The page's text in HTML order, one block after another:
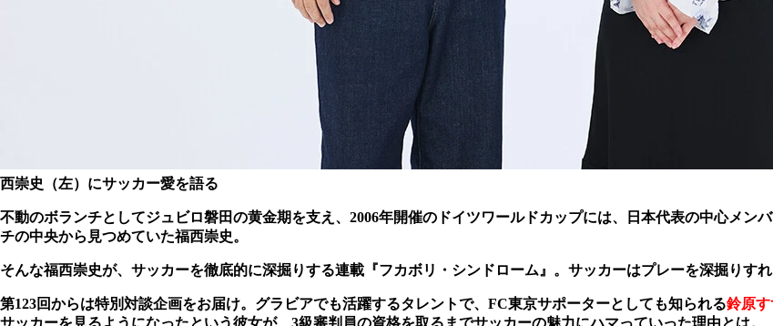
西崇史（左）にサッカー愛を語る
不動のボランチとしてジュビロ磐田の黄金期を支え、2006年開催のドイツワールドカップには、日本代表の中心メン
チの中央から見つめていた福西崇史。
そんな福西崇史が、サッカーを徹底的に深掘りする連載『フカボリ・シンドローム』。サッカーはプレーを深掘りす
第123回からは特別対談企画をお届け。グラビアでも活躍するタレントで、FC東京サポーターとしても知られる鈴原す
サッカーを見るようになったという彼女が、3級審判員の資格を取るまでサッカーの魅力にハマっていった理由とは。